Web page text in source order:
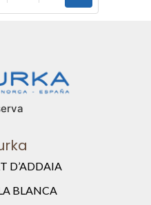
D’ADDAIA
BLANCA